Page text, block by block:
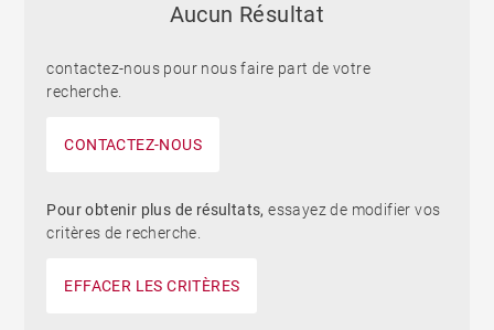
Aucun Résultat
contactez-nous pour nous faire part de votre
recherche.
CONTACTEZ-NOUS
Pour obtenir plus de résultats,essayez de modifier vos
critères de recherche.
EFFACER LES CRITÈRES